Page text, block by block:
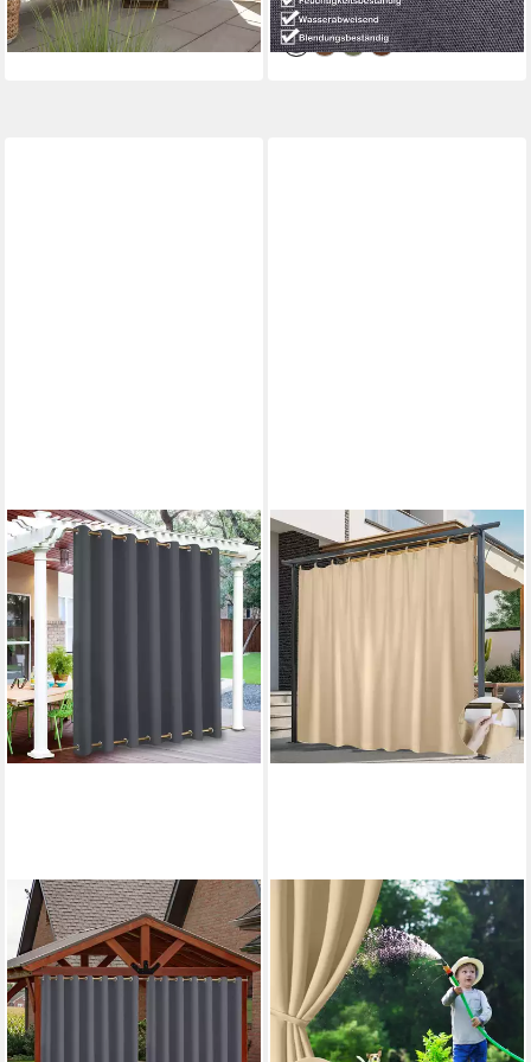
lieferbar - in 3-4 Werktagen bei dir